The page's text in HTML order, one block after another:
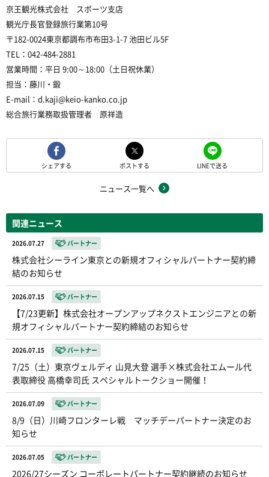
京王観光株式会社 スポーツ支店
観光庁長官登録旅行業第10号
〒182-0024東京都調布市布田3-1-7 池田ビル5F
TEL：042-484-2881
営業時間：平日 9:00～18:00（土日祝休業）
担当： 藤川・鍛
E-mail：d.kaji@keio-kanko.co.jp
総合旅行業務取扱管理者 原祥造
シェアする ポストする LINEで送る
ニュース一覧へ
関連ニュース
2026.07.27 パートナー
株式会社シーライン東京との新規オフィシャルパートナー契約締
結のお知らせ
2026.07.15 パートナー
【7/23更新】株式会社オープンアップネクストエンジニアとの新
規オフィシャルパートナー契約締結のお知らせ
2026.07.15 パートナー
7/25（土）東京ヴェルディ 山見大登 選手×株式会社エムール代
表取締役 高橋幸司氏 スペシャルトークショー開催！
2026.07.09 パートナー
8/9（日）川崎フロンターレ戦 マッチデーパートナー決定のお
知らせ
2026.07.05 パートナー
2026/27シーズン コーポレートパートナー契約継続のお知らせ